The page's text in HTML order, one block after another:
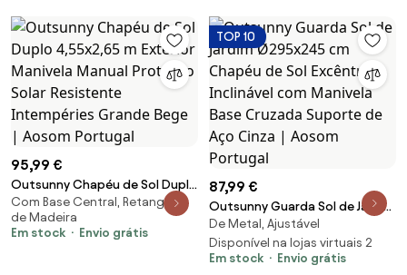
Design Multicolor | Aosom
Portugal
95,99 €
Outsunny Chapéu de Sol Duplo
4,55x2,65 m Exterior Manivela
Manual Proteção Solar
Resistente Intempéries Grande
Com Base Central, Retangular,
de Madeira
Em stock
Envio grátis
TOP 10
87,99 €
Outsunny Guarda Sol de Jardim
Ø295x245 cm Chapéu de Sol
Excêntrico Inclinável com
Manivela Base Cruzada
De Metal, Ajustável
Disponível na lojas virtuais 2
Em stock
Envio grátis